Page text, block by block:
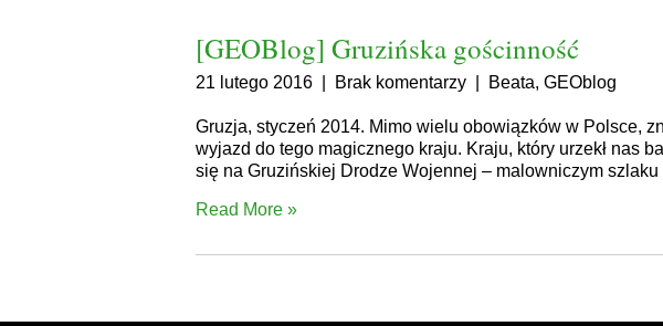
[GEOBlog] Gruzińska gościnność
21 lutego 2016 Brak komentarzy Beata, GEOblog
Gruzja, styczeń 2014. Mimo wielu obowiązków w Polsce,
wyjazd do tego magicznego kraju. Kraju, który urzekł nas
się na Gruzińskiej Drodze Wojennej – malowniczym
Read More »